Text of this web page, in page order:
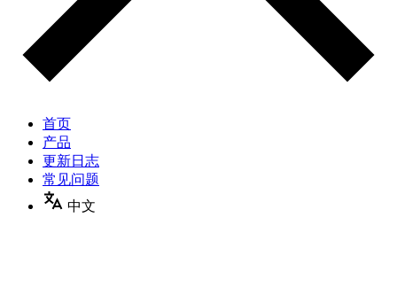
首页
产品
更新日志
常见问题
中文